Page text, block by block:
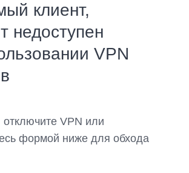
клиент,
недоступен
VPN
VPN или
формой ниже для обхода